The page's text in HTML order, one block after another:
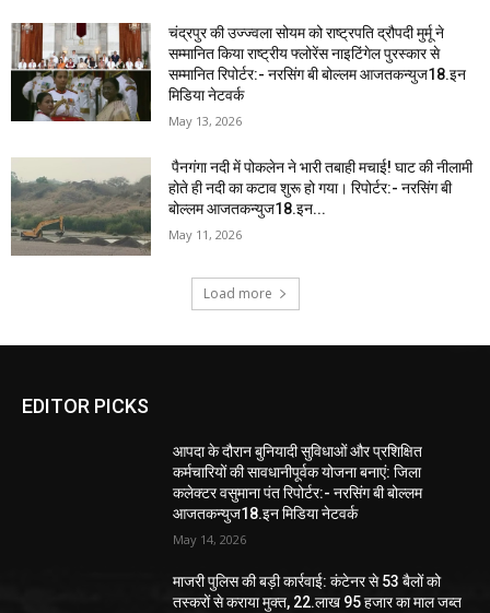
चंद्रपुर की उज्ज्वला सोयम को राष्ट्रपति द्रौपदी मुर्मू ने
सम्मानित किया राष्ट्रीय फ्लोरेंस नाइटिंगेल पुरस्कार से
सम्मानित रिपोर्टर:- नरसिंग बी बोल्लम आजतकन्युज18.इन
मिडिया नेटवर्क
May 13, 2026
पैनगंगा नदी में पोकलेन ने भारी तबाही मचाई! घाट की नीलामी
होते ही नदी का कटाव शुरू हो गया। रिपोर्टर:- नरसिंग बी
बोल्लम आजतकन्युज18.इन...
May 11, 2026
Load more
EDITOR PICKS
आपदा के दौरान बुनियादी सुविधाओं और प्रशिक्षित
कर्मचारियों की सावधानीपूर्वक योजना बनाएं: जिला
कलेक्टर वसुमाना पंत रिपोर्टर:- नरसिंग बी बोल्लम
आजतकन्युज18.इन मिडिया नेटवर्क
May 14, 2026
माजरी पुलिस की बड़ी कार्रवाई: कंटेनर से 53 बैलों को
तस्करों से कराया मुक्त, 22.लाख 95 हजार का माल जब्त